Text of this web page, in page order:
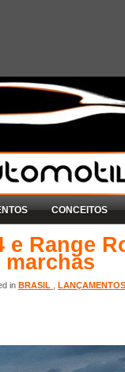
CONCEITOS
e Range
in BRASIL LANÇAMENTOS